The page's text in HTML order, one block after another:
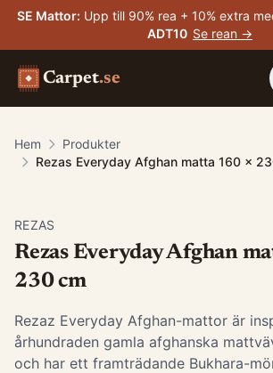
SE Mattor: Upp till 90% rea + 10% extra
ADT10 Se rean →
Carpet.se
Hem
Produkter
Rezas Everyday Afghan matta 160 x
REZAS
Rezas Everyday Afghan
230 cm
Rezaz Everyday Afghan-mattor är
århundraden gamla afghanska
och har ett framträdande Bukhara-